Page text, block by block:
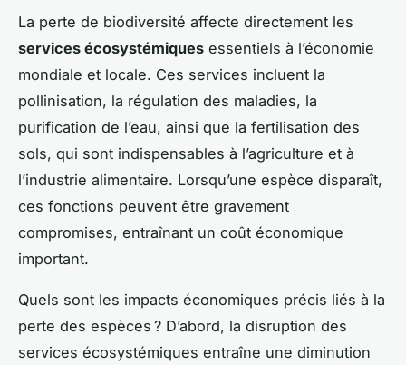
La perte de biodiversité affecte directement les
services écosystémiques essentiels à l’économie
mondiale et locale. Ces services incluent la
pollinisation, la régulation des maladies, la
purification de l’eau, ainsi que la fertilisation des
sols, qui sont indispensables à l’agriculture et à
l’industrie alimentaire. Lorsqu’une espèce disparaît,
ces fonctions peuvent être gravement
compromises, entraînant un coût économique
important.
Quels sont les impacts économiques précis liés à la
perte des espèces ? D’abord, la disruption des
services écosystémiques entraîne une diminution